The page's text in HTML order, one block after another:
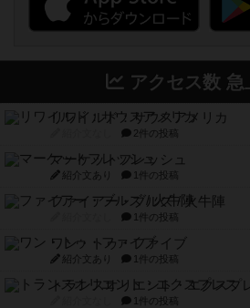
アクセス数 急
リワイルド：サウスアメリカ
2件の投稿
マーケットフレッシュ
紹介文あり 1件の投稿
ファイアー・ブルズ / 火牛陣
1件の投稿
ワン・トゥ・ファイブ
紹介文あり 1件の投稿
トランスオリエント・エクスプ
1件の投稿